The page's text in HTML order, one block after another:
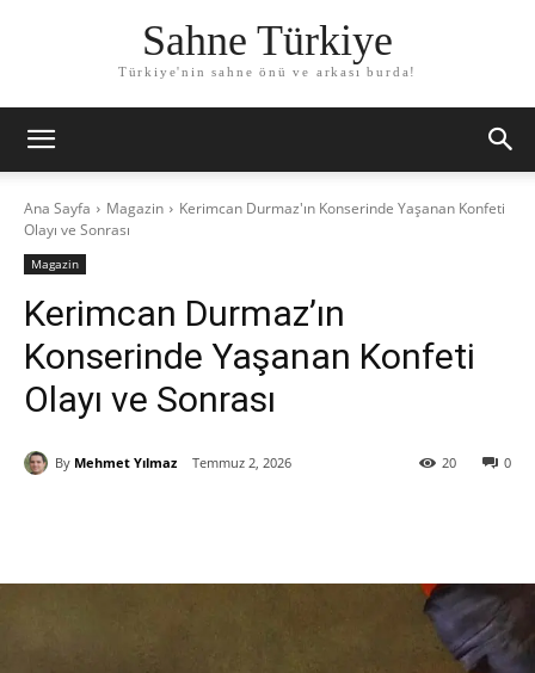
Sahne Türkiye
Türkiye'nin sahne önü ve arkası burda!
Ana Sayfa Magazin
Kerimcan Durmaz'ın Konserinde Yaşanan Konfeti
Olayı ve Sonrası
Magazin
Kerimcan Durmaz’ın
Konserinde Yaşanan Konfeti
Olayı ve Sonrası
By Mehmet Yılmaz Temmuz 2, 2026 0
20